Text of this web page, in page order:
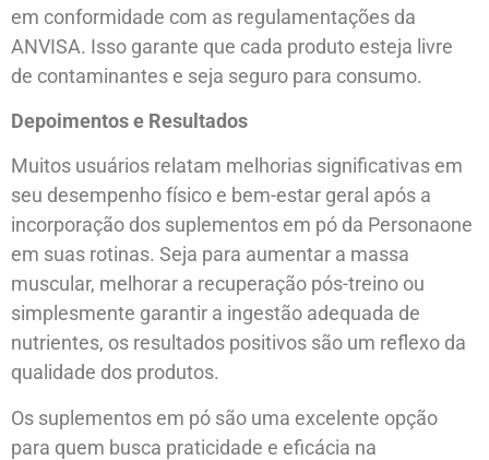
em conformidade com as regulamentações da
ANVISA. Isso garante que cada produto esteja livre
de contaminantes e seja seguro para consumo.
Depoimentos e Resultados
Muitos usuários relatam melhorias significativas em
seu desempenho físico e bem-estar geral após a
incorporação dos suplementos em pó da Personaone
em suas rotinas. Seja para aumentar a massa
muscular, melhorar a recuperação pós-treino ou
simplesmente garantir a ingestão adequada de
nutrientes, os resultados positivos são um reflexo da
qualidade dos produtos.
Os suplementos em pó são uma excelente opção
para quem busca praticidade e eficácia na